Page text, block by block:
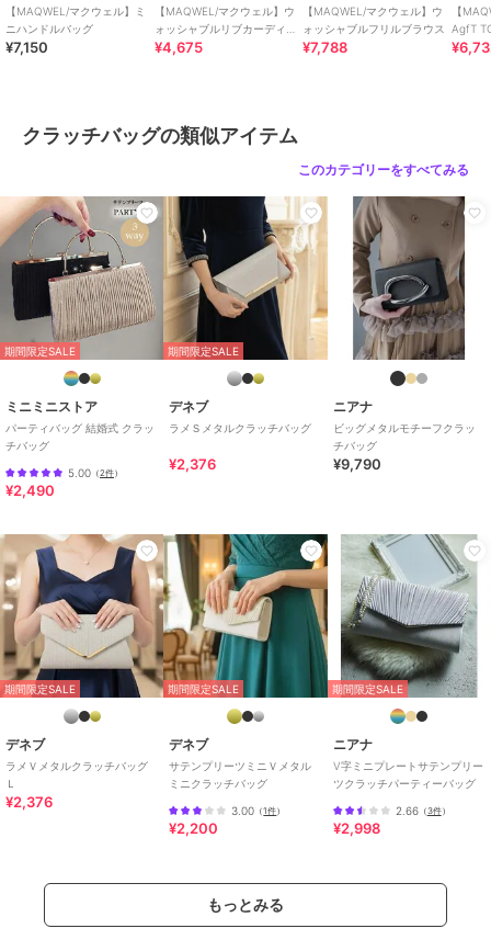
ストライプ/カジュアル
【MAQWEL/マクウェル】ミ
ニハンドルバッグ
¥7,150
【MAQWEL/マクウェル】ウ
ォッシャブルリブカーディガ
ン
¥4,675
【MAQWEL/マクウェル】ウ
ォッシャブルフリルブラウス
¥7,788
【
AgfT
クラッチバッグの類似アイテム
このカテゴリーをすべてみる
期間限定SALE
ミニミニストア
パーティバッグ 結婚式 クラッ
チバッグ
5.00 （2件）
¥2,490
期間限定SALE
デネブ
ラメＳメタルクラッチバッグ
¥2,376
ニアナ
ビッグメタルモチーフクラッ
チバッグ
¥9,790
期間限定SALE
デネブ
ラメＶメタルクラッチバッグ
Ｌ
¥2,376
期間限定SALE
デネブ
サテンプリーツミニＶメタル
ミニクラッチバッグ
3.00 （1件）
¥2,200
期間限定SALE
ニアナ
V字ミニプレートサテンプリー
ツクラッチパーティーバッグ
2.66（3件）
¥2,998
もっとみる